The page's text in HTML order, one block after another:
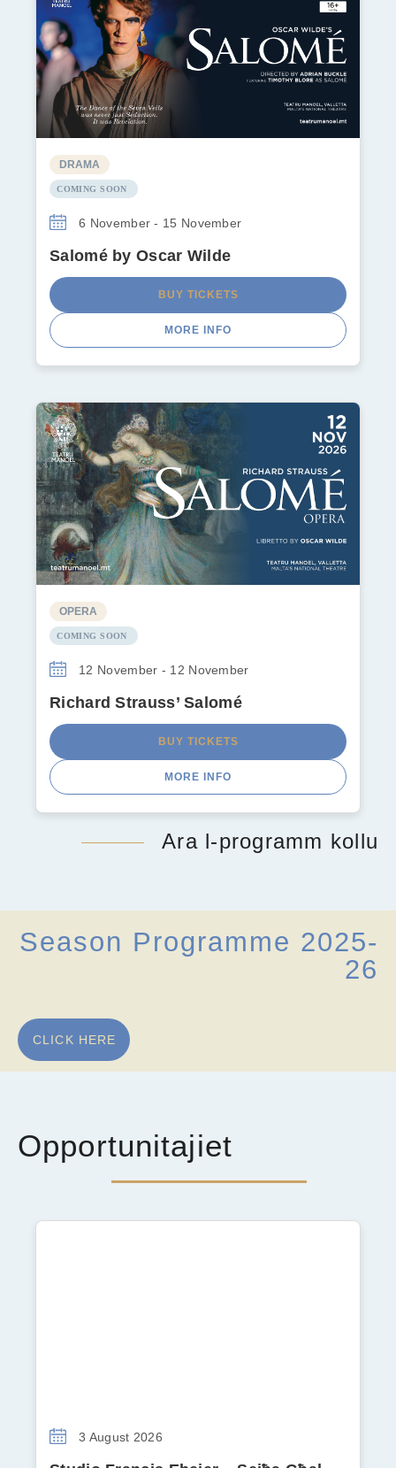
DRAMA
COMING SOON
6 November - 15 November
Salomé by Oscar Wilde
BUY TICKETS
MORE INFO
OPERA
COMING SOON
12 November - 12 November
Richard Strauss’ Salomé
BUY TICKETS
MORE INFO
Ara l-programm kollu
Season Programme 2025-
26
CLICK HERE
Opportunitajiet
3 August 2026